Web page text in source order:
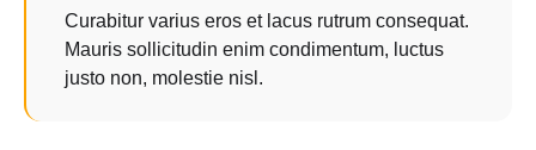
Curabitur varius eros et lacus rutrum consequat.
Mauris sollicitudin enim condimentum, luctus
justo non, molestie nisl.